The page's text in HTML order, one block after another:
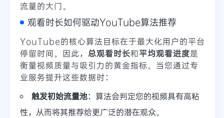
流量的大门。
观看时长如何驱动YouTube算法推荐
YouTube的核心算法目标在于最大化用户的平台
停留时间。因此， 总观看时长和平均观看进度是
衡量视频质量与吸引力的黄金指标。当您通过专
业服务提升这些数据时：
触发初始流量池：算法会判定您的视频具有高粘
性，从而将其推荐给更广泛的潜在观众。